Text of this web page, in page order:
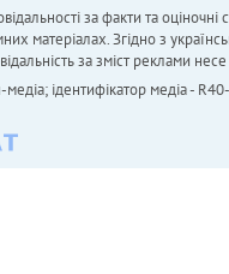
за факти та оціночні
матеріалах. Згідно з
за зміст реклами
медіа; ідентифікатор медіа -